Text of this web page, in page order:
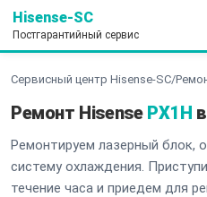
Hisense-SC
Постгарантийный сервис
Сервисный центр Hisense-SC/
Ремонт Hisense PX1H
Ремонтируем лазерный блок,
систему охлаждения.
течение часа и приедем для